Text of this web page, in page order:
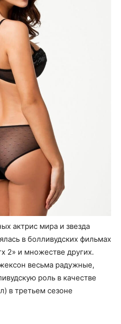
актрис мира и звезда
в болливудских фильмах
2» и множестве других.
весьма радужные,
роль в качестве
в третьем сезоне